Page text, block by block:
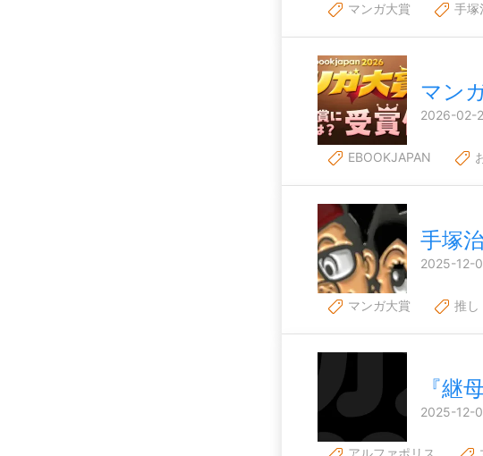
マンガ大賞 手塚
マン
2026-02-
EBOOKJAPAN
手塚
2025-12-
マンガ大賞 推し
『継
2025-12-